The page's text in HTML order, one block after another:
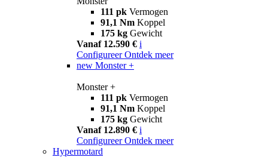
111 pk Vermogen
91,1 Nm Koppel
175 kg Gewicht
Vanaf 12.590 € i
Configureer Ontdek meer
new Monster +
Monster +
111 pk Vermogen
91,1 Nm Koppel
175 kg Gewicht
Vanaf 12.890 € i
Configureer Ontdek meer
Hypermotard